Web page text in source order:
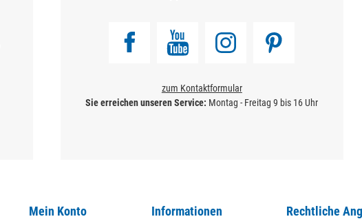
zum Kontaktformular
Sie erreichen unseren Service: Montag - Freitag 9 bis 16 Uhr
Mein Konto Informationen Rechtliche